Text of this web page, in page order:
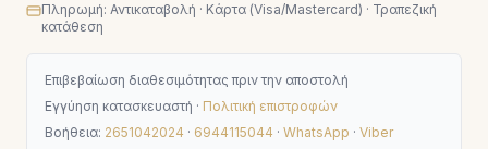
Πληρωμή: Αντικαταβολή · Κάρτα (Visa/Mastercard) · Τραπεζική
κατάθεση
Επιβεβαίωση διαθεσιμότητας πριν την αποστολή
Εγγύηση κατασκευαστή · Πολιτική επιστροφών
Βοήθεια: 2651042024 · 6944115044 · WhatsApp · Viber